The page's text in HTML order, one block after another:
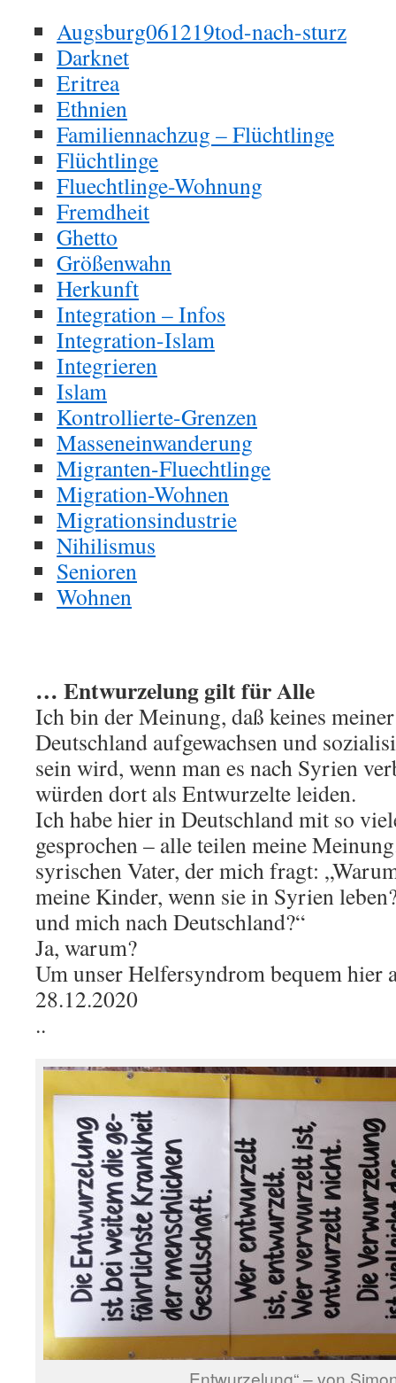
Augsburg061219tod-nach-sturz
Darknet
Eritrea
Ethnien
Familiennachzug – Flüchtlinge
Flüchtlinge
Fluechtlinge-Wohnung
Fremdheit
Ghetto
Größenwahn
Herkunft
Integration – Infos
Integration-Islam
Integrieren
Islam
Kontrollierte-Grenzen
Masseneinwanderung
Migranten-Fluechtlinge
Migration-Wohnen
Migrationsindustrie
Nihilismus
Senioren
Wohnen
… Entwurzelung gilt für Alle
Ich bin der Meinung, daß keines
Deutschland aufgewachsen und
sein wird, wenn man es nach Syrien
würden dort als Entwurzelte leiden.
Ich habe hier in Deutschland mit so
gesprochen – alle teilen meine
syrischen Vater, der mich fragt:
meine Kinder, wenn sie in Syrien
und mich nach Deutschland?“
Ja, warum?
Um unser Helfersyndrom bequem hier
28.12.2020
..
„Entwurzelung“ – von